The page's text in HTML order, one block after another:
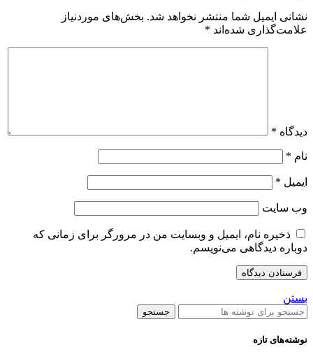
نشانی ایمیل شما منتشر نخواهد شد. بخش‌های موردنیاز
علامت‌گذاری شده‌اند *
دیدگاه *
نام *
ایمیل *
وب‌ سایت
ذخیره نام، ایمیل و وبسایت من در مرورگر برای زمانی که
دوباره دیدگاهی می‌نویسم.
بستن
جستجو
نوشته‌های تازه